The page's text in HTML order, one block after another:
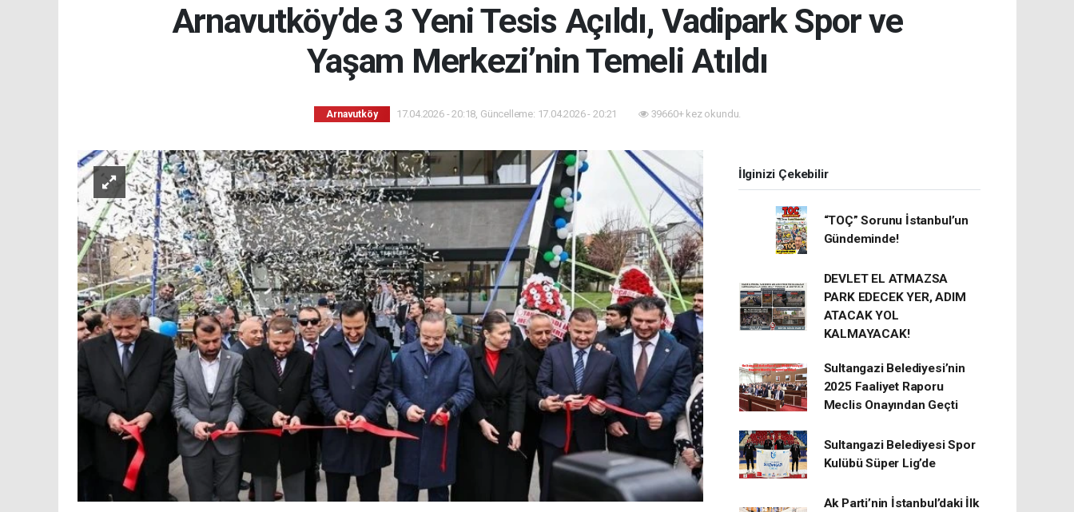
Arnavutköy’de 3 Yeni Tesis Açıldı, Vadipark Spor ve
Yaşam Merkezi’nin Temeli Atıldı
Arnavutköy 17.04.2026 - 20:18, Güncelleme: 17.04.2026 - 20:21 39660+ kez okundu.
İlginizi Çekebilir
“TOÇ” Sorunu İstanbul’un
Gündeminde!
DEVLET EL ATMAZSA
PARK EDECEK YER, ADIM
ATACAK YOL
KALMAYACAK!
Sultangazi Belediyesi’nin
2025 Faaliyet Raporu
Meclis Onayından Geçti
Sultangazi Belediyesi Spor
Kulübü Süper Lig’de
Ak Parti’nin İstanbul’daki İlk